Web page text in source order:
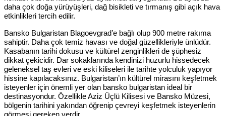
daha çok doğa yürüyüşleri, dağ bisikleti ve tırmanış gibi açık hava
etkinlikleri tercih edilir.
Bansko Bulgaristan Blagoevgrad’e bağlı olup 900 metre rakıma
sahiptir. Daha çok temiz havası ve doğal güzellikleriyle ünlüdür.
Kasabanın tarihi dokusu ve kültürel zenginlikleri de şüphesiz
dikkat çekicidir. Dar sokaklarında kendinizi huzurlu hissedecek
geleneksel taş evleri ve eski kiliseleri ile tarihte yolculuk yapıyor
hissine kapılacaksınız. Bulgaristan’ın kültürel mirasını keşfetmek
isteyenler için önemli yer olan bansko bulgaristan ideal bir
destinasyondur. Özellikle Aziz Üçlü Kilisesi ve Bansko Müzesi,
bölgenin tarihini yakından öğrenip çevreyi keşfetmek isteyenlerin